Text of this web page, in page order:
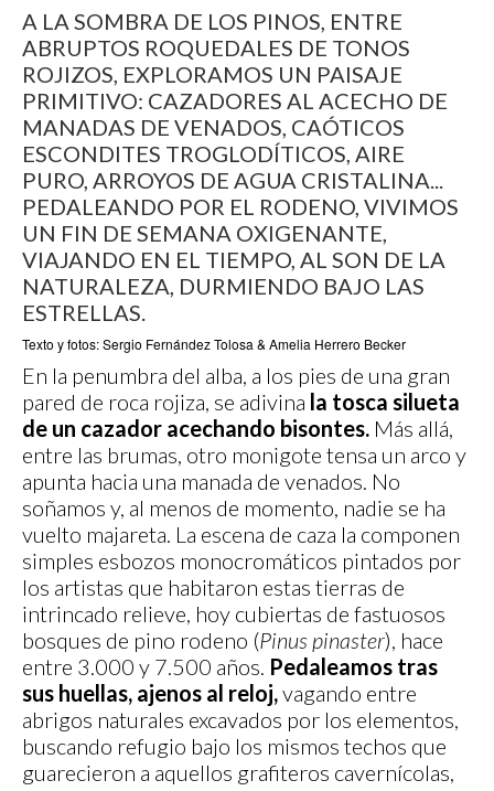
A LA SOMBRA DE LOS PINOS, ENTRE
ABRUPTOS ROQUEDALES DE TONOS
ROJIZOS, EXPLORAMOS UN PAISAJE
PRIMITIVO: CAZADORES AL ACECHO DE
MANADAS DE VENADOS, CAÓTICOS
ESCONDITES TROGLODÍTICOS, AIRE
PURO, ARROYOS DE AGUA CRISTALINA...
PEDALEANDO POR EL RODENO, VIVIMOS
UN FIN DE SEMANA OXIGENANTE,
VIAJANDO EN EL TIEMPO, AL SON DE LA
NATURALEZA, DURMIENDO BAJO LAS
ESTRELLAS.
Texto y fotos: Sergio Fernández Tolosa & Amelia Herrero Becker
En la penumbra del alba, a los pies de una gran
pared de roca rojiza, se adivina la tosca silueta
de un cazador acechando bisontes. Más allá,
entre las brumas, otro monigote tensa un arco y
apunta hacia una manada de venados. No
soñamos y, al menos de momento, nadie se ha
vuelto majareta. La escena de caza la componen
simples esbozos monocromáticos pintados por
los artistas que habitaron estas tierras de
intrincado relieve, hoy cubiertas de fastuosos
bosques de pino rodeno (Pinus pinaster), hace
entre 3.000 y 7.500 años. Pedaleamos tras
sus huellas, ajenos al reloj,vagando entre
abrigos naturales excavados por los elementos,
buscando refugio bajo los mismos techos que
guarecieron a aquellos grafiteros cavernícolas,